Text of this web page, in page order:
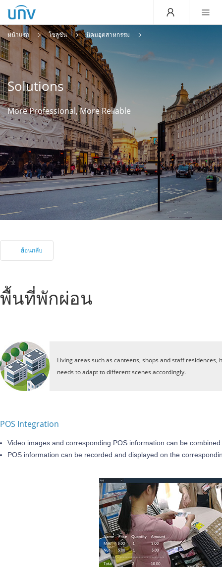
หน้าแรก โซลูชัน นิคมอุตสาหกรรม
Solutions
More Professional, More Reliable
ย้อนกลับ
พื้นที่พักผ่อน
Living areas such as canteens, shops and staff
needs to adapt to different scenes accordingly.
POS Integration
Video images and corresponding POS information can be
POS information can be recorded and displayed on the